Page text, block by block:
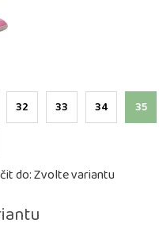
32 33 34 35
do:Zvolte variantu